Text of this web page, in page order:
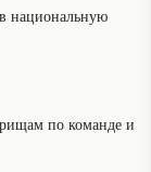
национальную
по команде и